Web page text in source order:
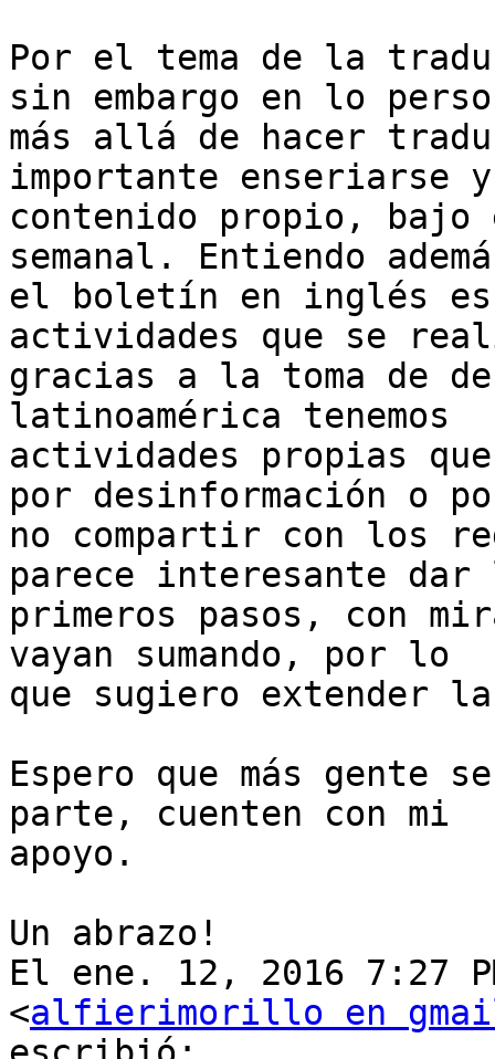
Por el tema de la
sin embargo en lo
más allá de hacer
importante enseriarse
contenido propio,
semanal. Entiendo
el boletín en inglés
actividades que se
gracias a la toma de
latinoamérica tenemos
actividades propias
por desinformación o
no compartir con los
parece interesante dar
primeros pasos, con
vayan sumando, por lo
que sugiero extender
Espero que más gente
parte, cuenten con mi
apoyo.
Un abrazo!
El ene. 12, 2016
<alfierimorillo en